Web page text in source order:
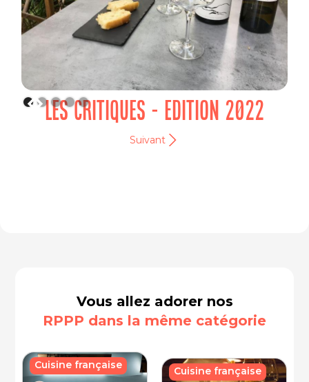
LES CRITIQUES - EDITION 2022
Suivant
Vous allez adorer nos
RPPP dans la même catégorie
Cuisine française Cuisine française